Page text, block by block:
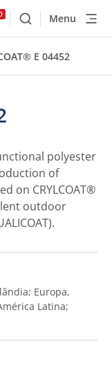
BuscarMenu
E 04452
polyester
of
on CRYLCOAT®
outdoor
Europa,
Latina;